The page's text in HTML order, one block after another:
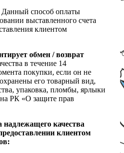
Данный способ оплаты
выставленного счета
клиентом
обмен / возврат
в течение 14
покупки, если он не
его товарный вид,
упаковка, пломбы, ярлыки
РК «О защите прав
надлежащего качества
клиентом